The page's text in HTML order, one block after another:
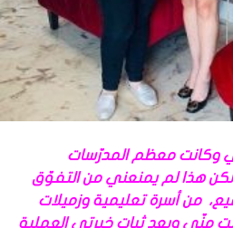
وكانت معظم المدرّسات
لكن هذا لم يمنعني من التفوّق
من أسرة تعليمية وزميلات
منّي وبعد ثبات خبرتي العملية